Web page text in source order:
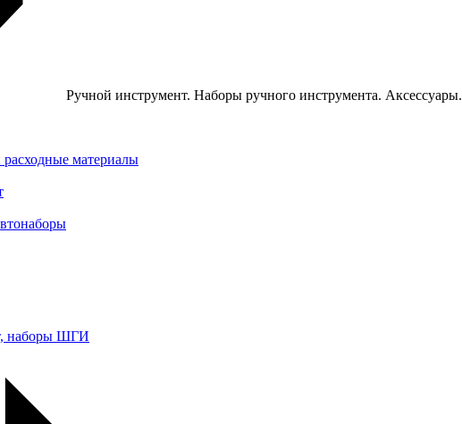
Ручной инструмент. Наборы ручного инструмента. Аксессуары.
материалы
наборы ШГИ